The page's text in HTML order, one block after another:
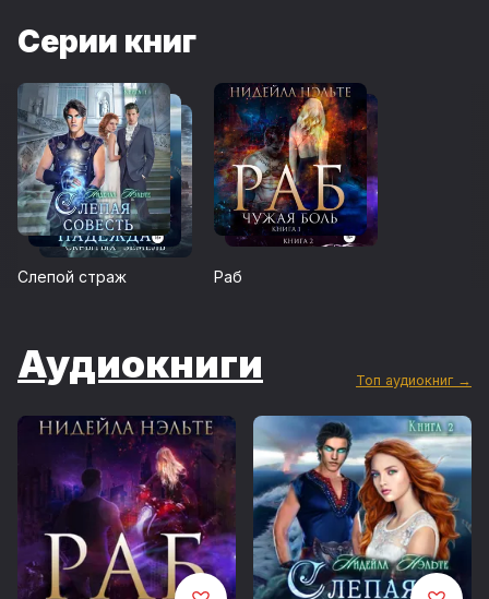
Серии книг
Слепой страж Раб
Аудиокниги Топ аудиокниг →